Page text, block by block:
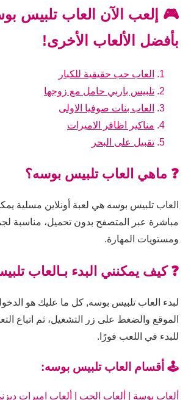
🎮 إلعب الآن العاب تلبيس
بأفضل الألعاب الأخرى!
العاب حب حقيقية للكبار
تلبيس باربي حامل مع زوجها
العاب بنات صوفيا الاولى
مناكير اظافر الاميرات
تقبيل على البحر
❓ ماهي العاب تلبيس بوسه؟
العاب تلبيس بوسه هي لعبة أونلاين مسلية
مباشرة عبر المتصفح بدون تحميل، مناسبة
ومستويات المهارة.
❓ كيف يمكنني البدء بـالعاب
لبدء العاب تلبيس بوسه, كل ما عليك هو
الموقع والضغط على زر التشغيل، ثم اتباع
للبدء في اللعب فورًا.
🕹️ أقسام العاب تلبيس بوسه:
ألعاب بوسة ألعاب الحب ألعاب اميرات